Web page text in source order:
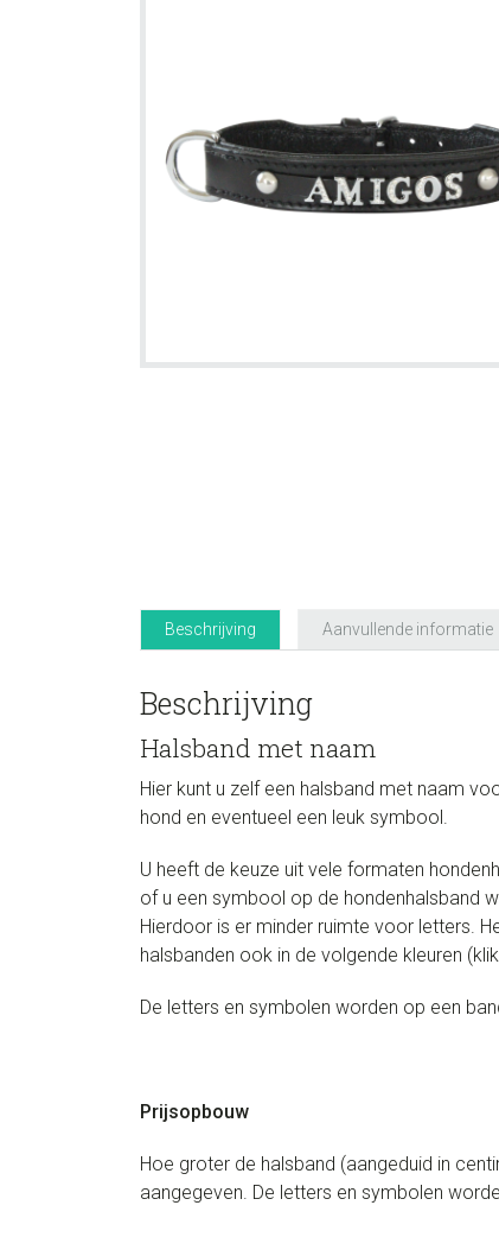
Beschrijving Aanvullende informatie
Beschrijving
Halsband met naam
Hier kunt u zelf een halsband met naam
hond en eventueel een leuk symbool.
U heeft de keuze uit vele formaten
of u een symbool op de hondenhalsband
Hierdoor is er minder ruimte voor letters.
halsbanden ook in de volgende kleuren
De letters en symbolen worden op een
Prijsopbouw
Hoe groter de halsband (aangeduid in
aangegeven. De letters en symbolen